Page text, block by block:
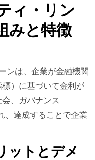
ィ・リン
みと特徴
ンは、企業が金融機関
）に基づいて金利が
、ガバナンス
、達成することで企業
ットとデメ